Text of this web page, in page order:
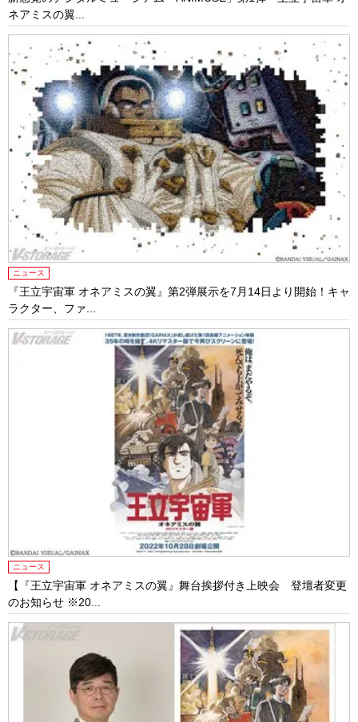
ネアミスの翼...
ニュース
『王立宇宙軍 オネアミスの翼』第2弾展示を7月14日より開始！キャ
ラクター、ファ...
ニュース
【『王立宇宙軍 オネアミスの翼』舞台挨拶付き上映会 登壇者変更
のお知らせ ※20...